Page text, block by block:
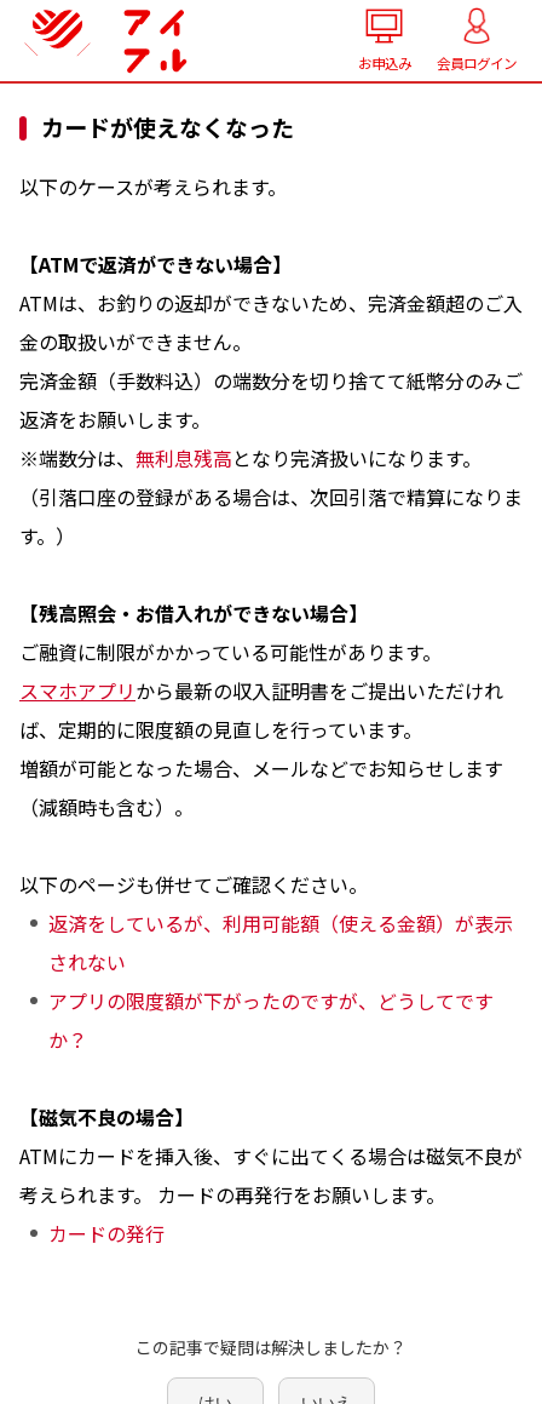
お申込み 会員ログイン
カードが使えなくなった
以下のケースが考えられます。
【ATMで返済ができない場合】
ATMは、お釣りの返却ができないため、完済金額超のご入
金の取扱いができません。
完済金額（手数料込）の端数分を切り捨てて紙幣分のみご
返済をお願いします。
※端数分は、 無利息残高となり完済扱いになります。
（引落口座の登録がある場合は、次回引落で精算になりま
す。）
【残高照会・お借入れができない場合】
ご融資に制限がかかっている可能性があります。
スマホアプリから最新の収入証明書をご提出いただけれ
ば、定期的に限度額の見直しを行っています。
増額が可能となった場合、メールなどでお知らせします
（減額時も含む）。
以下のページも併せてご確認ください。
返済をしているが、利用可能額（使える金額）が表示
されない
アプリの限度額が下がったのですが、どうしてです
か？
【磁気不良の場合】
ATMにカードを挿入後、すぐに出てくる場合は磁気不良が
考えられます。 カードの再発行をお願いします。
カードの発行
この記事で疑問は解決しましたか？